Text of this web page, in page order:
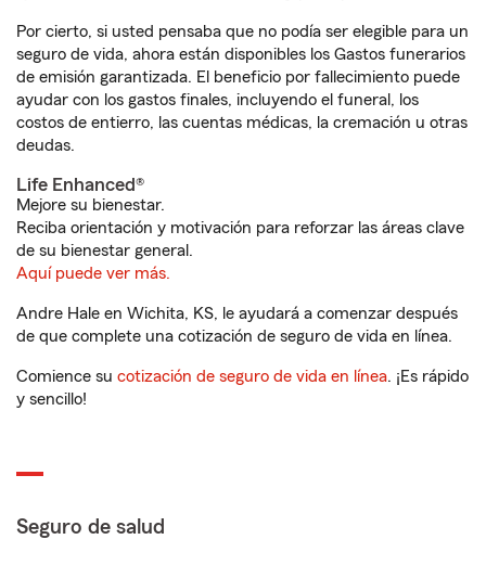
Por cierto, si usted pensaba que no podía ser elegible para un
seguro de vida, ahora están disponibles los Gastos funerarios
de emisión garantizada. El beneficio por fallecimiento puede
ayudar con los gastos finales, incluyendo el funeral, los
costos de entierro, las cuentas médicas, la cremación u otras
deudas.
Life Enhanced®
Mejore su bienestar.
Reciba orientación y motivación para reforzar las áreas clave
de su bienestar general.
Aquí puede ver más.
Andre Hale en Wichita, KS, le ayudará a comenzar después
de que complete una cotización de seguro de vida en línea.
Comience su cotización de seguro de vida en línea. ¡Es rápido
y sencillo!
Seguro de salud